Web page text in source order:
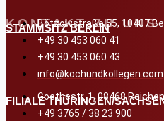
KONTAKT ZU UNS
STAMMSITZ BERLIN
Bötzowstraße 55, 10407
+49 30 453 060 41
+49 30 453 060 43
info@kochundkollegen.com
FILIALE THÜRINGEN/
Goethestr. 1, 08468
+49 3765 / 38 23 900